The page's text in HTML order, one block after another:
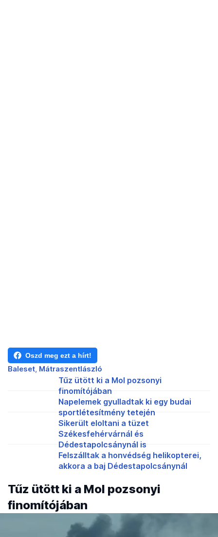
Oszd meg ezt a hírt!
Baleset Mátraszentlászló
Tűz ütött ki a Mol pozsonyi
finomítójában
Napelemek gyulladtak ki egy budai
sportlétesítmény tetején
Sikerült eloltani a tüzet
Székesfehérvárnál és
Dédestapolcsánynál is
Felszálltak a honvédség helikopterei,
akkora a baj Dédestapolcsánynál
Tűz ütött ki a Mol pozsonyi
finomítójában